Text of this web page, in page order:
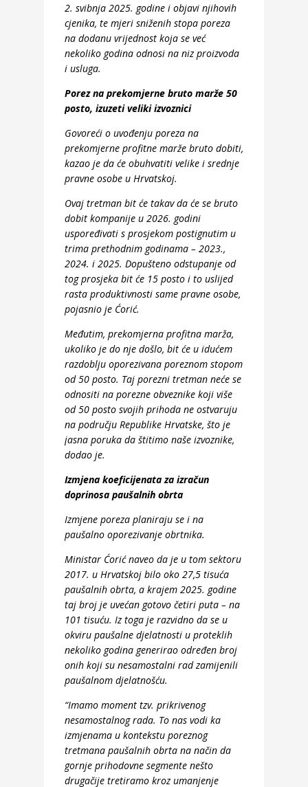
2. svibnja 2025. godine i objavi njihovih
cjenika, te mjeri sniženih stopa poreza
na dodanu vrijednost koja se već
nekoliko godina odnosi na niz proizvoda
i usluga.
Porez na prekomjerne bruto marže 50
posto, izuzeti veliki izvoznici
Govoreći o uvođenju poreza na
prekomjerne profitne marže bruto dobiti,
kazao je da će obuhvatiti velike i srednje
pravne osobe u Hrvatskoj.
Ovaj tretman bit će takav da će se bruto
dobit kompanije u 2026. godini
uspoređivati s prosjekom postignutim u
trima prethodnim godinama – 2023.,
2024. i 2025. Dopušteno odstupanje od
tog prosjeka bit će 15 posto i to uslijed
rasta produktivnosti same pravne osobe,
pojasnio je Ćorić.
Međutim, prekomjerna profitna marža,
ukoliko je do nje došlo, bit će u idućem
razdoblju oporezivana poreznom stopom
od 50 posto. Taj porezni tretman neće se
odnositi na porezne obveznike koji više
od 50 posto svojih prihoda ne ostvaruju
na području Republike Hrvatske, što je
jasna poruka da štitimo naše izvoznike,
dodao je.
Izmjena koeficijenata za izračun
doprinosa paušalnih obrta
Izmjene poreza planiraju se i na
paušalno oporezivanje obrtnika.
Ministar Ćorić naveo da je u tom sektoru
2017. u Hrvatskoj bilo oko 27,5 tisuća
paušalnih obrta, a krajem 2025. godine
taj broj je uvećan gotovo četiri puta – na
101 tisuću. Iz toga je razvidno da se u
okviru paušalne djelatnosti u proteklih
nekoliko godina generirao određen broj
onih koji su nesamostalni rad zamijenili
paušalnom djelatnošću.
“Imamo moment tzv. prikrivenog
nesamostalnog rada. To nas vodi ka
izmjenama u kontekstu poreznog
tretmana paušalnih obrta na način da
gornje prihodovne segmente nešto
drugačije tretiramo kroz umanjenje